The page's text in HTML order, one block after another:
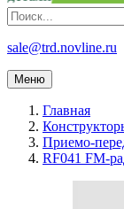
sale@trd.novline.ru
Меню
Главная
Приемо-
RF041 FM-